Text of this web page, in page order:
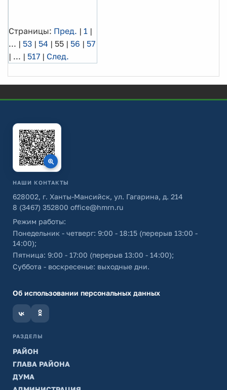
Страницы: Пред. | 1 |
... | 53 | 54 | 55 | 56 | 57
| ... | 517 | След.
НАШИ КОНТАКТЫ
628002, г. Ханты-Мансийск, ул. Гагарина, д. 214
8 (3467) 352800 office@hmrn.ru
Режим работы:
Понедельник - четверг: 9:00 - 18:15 (перерыв 13:00 -
14:00);
Пятница: 9:00 - 17:00 (перерыв 13:00 - 14:00);
Суббота - воскресенье: выходные дни.
Об использовании персональных данных
РАЗДЕЛЫ
РАЙОН
ГЛАВА РАЙОНА
ДУМА